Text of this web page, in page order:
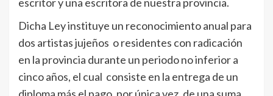
Dicha Ley instituye un reconocimiento anual para
dos artistas jujeños o residentes con radicación
en la provincia durante un periodo no inferior a
cinco años, el cual consiste en la entrega de un